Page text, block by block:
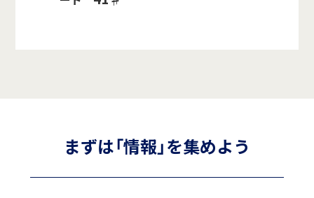
まずは「情報」を集めよう